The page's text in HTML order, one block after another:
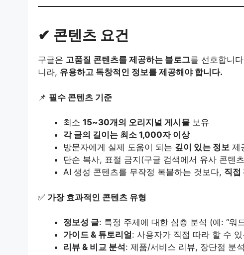
✔ 콘텐츠 요건
구글은 고품질 콘텐츠를 제공하는 블로그를 선호합니
니라, 유용하고 독창적인 정보를 제공해야 합니다.
📌 필수 콘텐츠 기준
최소 15~30개의 오리지널 게시물 보유
각 글의 길이는 최소 1,000자 이상
방문자에게 실제 도움이 되는 깊이 있는 정보 제
단순 복사, 표절 금지(구글 검색에서 유사 콘텐
AI 생성 콘텐츠를 무작정 복붙하는 것보다, 직접
✅ 가장 효과적인 콘텐츠 유형
정보성 글: 특정 주제에 대한 심층 분석 (예: “워
가이드 & 튜토리얼: 사용자가 직접 따라 할 수
리뷰 & 비교 분석 : 제품/서비스 리뷰, 장단점 분석